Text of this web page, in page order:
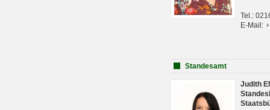
Tel.:
E-Mail:
Standesamt
Judith